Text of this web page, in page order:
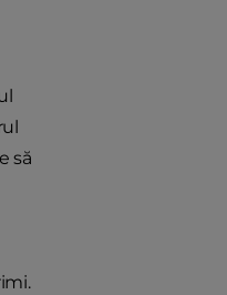
să